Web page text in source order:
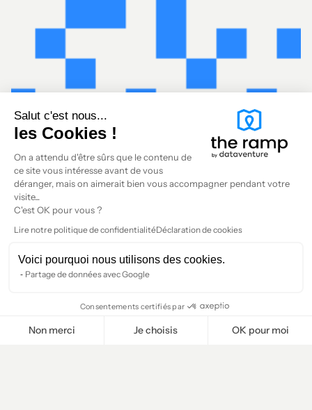
Salut c'est nous...
les Cookies !
On a attendu d'être sûrs que le contenu de
ce site vous intéresse avant de vous
déranger, mais on aimerait bien vous accompagner pendant votre
visite...
C'est OK pour vous ?
Lire notre politique de confidentialitéDéclaration de cookies
Voici pourquoi nous utilisons des cookies.
Partage de données avec Google
Consentements certifiés par
Non merci Je choisis OK pour moi